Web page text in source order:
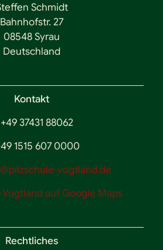
Schmidt
Bahnhofstr. 27
08548 Syrau
Deutschland
Kontakt
+49 37431 88062
1515 607 0000
vogtland.de
auf Google Maps
Rechtliches